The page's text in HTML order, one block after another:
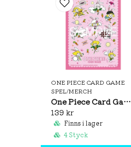
ONE PIECE CARD GAME
SPEL/MERCH
One Piece Card Game Official Sleeves: Carrot Vol.5
139 kr
Finns i lager
4 Styck